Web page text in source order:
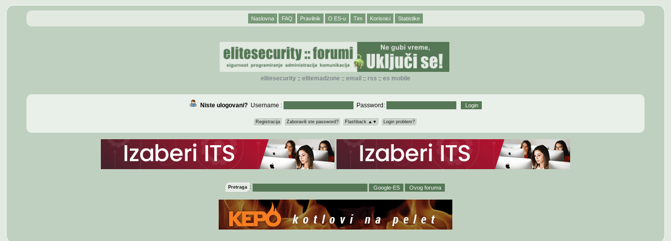
Naslovna FAQ Pravilnik O ES-u Tim Korisnici Statistike
elitesecurity:: elitemadzone :: email :: rss :: es mobile
Niste ulogovani?Username : Password:
Registracija Zaboravili ste password? Flashback ▲▼ Login problem?
Pretraga :